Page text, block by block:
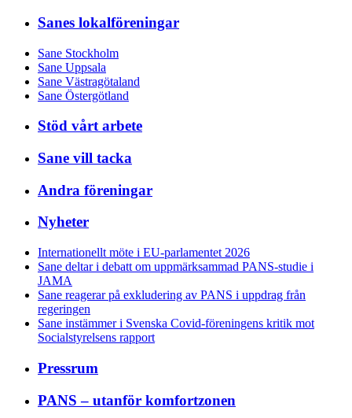
Sanes lokalföreningar
Sane Stockholm
Sane Uppsala
Sane Västragötaland
Sane Östergötland
Stöd vårt arbete
Sane vill tacka
Andra föreningar
Nyheter
Internationellt möte i EU-parlamentet 2026
Sane deltar i debatt om uppmärksammad PANS-studie i
JAMA
Sane reagerar på exkludering av PANS i uppdrag från
regeringen
Sane instämmer i Svenska Covid-föreningens kritik mot
Socialstyrelsens rapport
Pressrum
PANS – utanför komfortzonen